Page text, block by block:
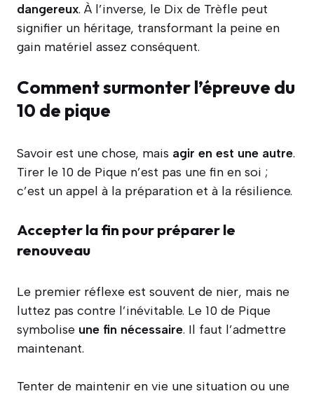
dangereux. À l’inverse, le Dix de Trèfle peut
signifier un héritage, transformant la peine en
gain matériel assez conséquent.
Comment surmonter l’épreuve du
10 de pique
Savoir est une chose, mais agir en est une autre.
Tirer le 10 de Pique n’est pas une fin en soi ;
c’est un appel à la préparation et à la résilience.
Accepter la fin pour préparer le
renouveau
Le premier réflexe est souvent de nier, mais ne
luttez pas contre l’inévitable. Le 10 de Pique
symbolise une fin nécessaire. Il faut l’admettre
maintenant.
Tenter de maintenir en vie une situation ou une